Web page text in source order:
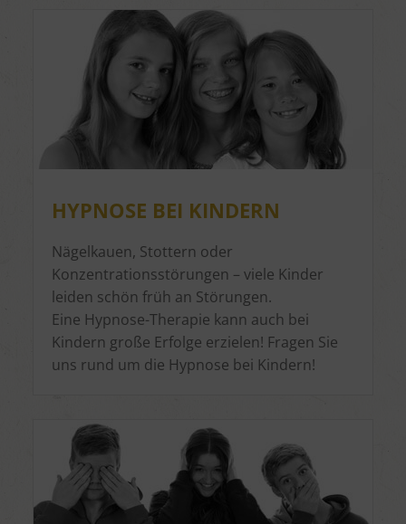
HYPNOSE BEI KINDERN
Nägelkauen, Stottern oder
Konzentrationsstörungen – viele Kinder
leiden schön früh an Störungen.
Eine Hypnose-Therapie kann auch bei
Kindern große Erfolge erzielen! Fragen Sie
uns rund um die Hypnose bei Kindern!